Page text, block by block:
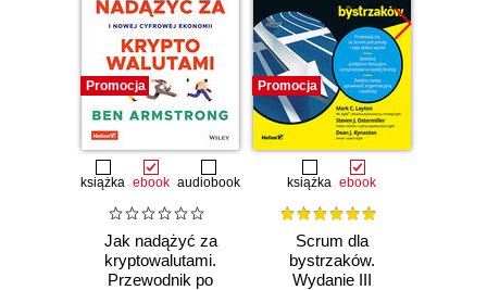
Promocja
książka ebook audiobook
Jak nadążyć za
kryptowalutami.
Przewodnik po
Promocja
książka ebook
Scrum dla
bystrzaków.
Wydanie III